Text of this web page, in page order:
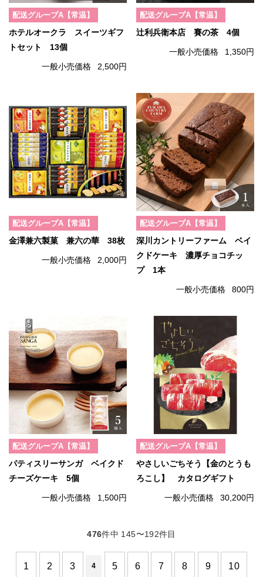
配送グループA【常温】
ホテルオークラ スイーツギフ
トセット 13個
一般小売価格 2,500円
配送グループA【常温】
辻利兵衛本店 賽の茶 4個
一般小売価格 1,350円
配送グループA【常温】
金澤兼六製菓 兼六の華 38枚
一般小売価格 2,000円
配送グループA【常温】
深川カントリーファーム ベイ
クドケーキ 濃厚チョコチッ
プ 1本
一般小売価格 800円
配送グループA【常温】
パティスリーサンガ ベイクド
チーズケーキ 5個
一般小売価格 1,500円
配送グループA【常温】
やさしいごちそう【金のとうも
ろこし】 カタログギフト
一般小売価格 30,200円
476件中 145〜192件目
1 2 3 4 5 6 7 8 9 10